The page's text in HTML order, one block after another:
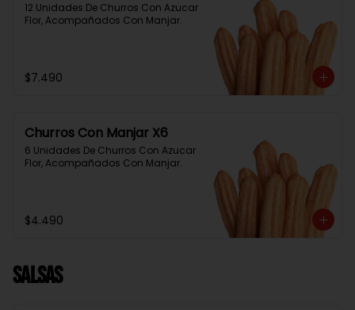
12 Unidades De Churros Con Azucar
Flor, Acompañados Con Manjar.
$7.490
Churros Con Manjar X6
6 Unidades De Churros Con Azucar
Flor, Acompañados Con Manjar.
$4.490
Salsas